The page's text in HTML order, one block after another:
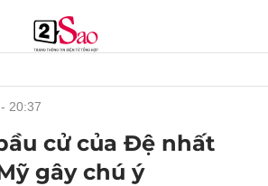
20:37
cử của Đệ nhất
gây chú ý